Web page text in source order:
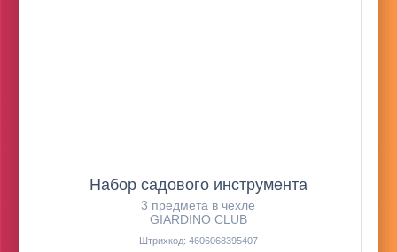
Набор садового инструмента
3 предмета в чехле
GIARDINO CLUB
Штрихкод: 4606068395407